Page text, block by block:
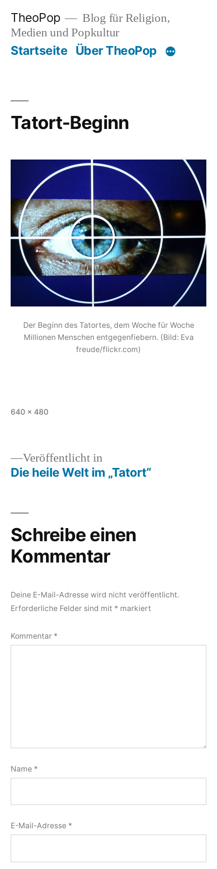
Inhalt
springen
TheoPop
Blog für Religion,
Medien und Popkultur
Startseite Über TheoPop
Tatort-Beginn
Der Beginn des Tatortes, dem Woche für Woche
Millionen Menschen entgegenfiebern. (Bild: Eva
freude/flickr.com)
Vollständige
640 × 480
Beitragsnavigation
Veröffentlicht in
Die heile Welt im „Tatort“
Schreibe einen
Kommentar
Deine E-Mail-Adresse wird nicht veröffentlicht.
Erforderliche Felder sind mit * markiert
Kommentar *
Name *
E-Mail-Adresse *